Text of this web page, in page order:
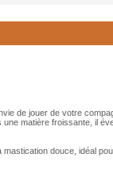
de jouer de votre
matière froissante, il
douce, idéal